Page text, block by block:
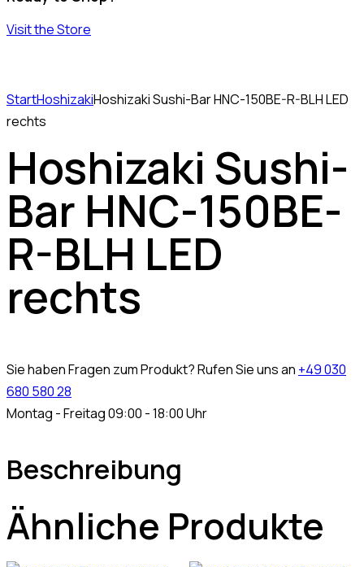
Visit the Store
StartHoshizakiHoshizaki Sushi-Bar HNC-150BE-R-BLH LED
rechts
Hoshizaki Sushi-
Bar HNC-150BE-
R-BLH LED
rechts
Sie haben Fragen zum Produkt? Rufen Sie uns an +49 030
680 580 28
Montag - Freitag 09:00 - 18:00 Uhr
Beschreibung
Ähnliche Produkte